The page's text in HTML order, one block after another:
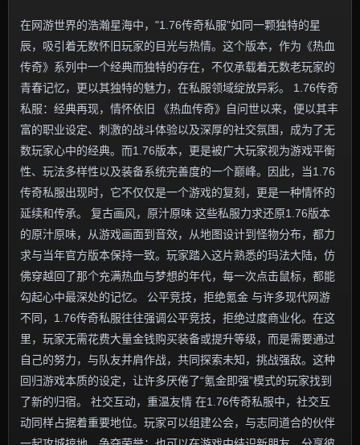
在网游世界的浩瀚星海中，"1.76传奇私服"如同一颗独特的星
辰，吸引着无数怀旧玩家的目光与热情。这个版本，作为《热血
传奇》系列中一个经典而独特的存在，不仅承载着无数老玩家的
青春记忆，更以其独特的魅力，在私服领域绽放异彩。 1.76传奇
私服：经典再现，情怀依旧 《热血传奇》自问世以来，便以其丰
富的职业设定、刺激的战斗体验以及深厚的社交氛围，成为了无
数玩家心中的经典。而1.76版本，更是被广大玩家视为游戏平衡
性、玩法多样性以及装备系统完善度的一个巅峰。因此，当1.76
传奇私服出现时，它不仅仅是一个游戏的复刻，更是一种情怀的
延续和传承。 复古画风，原汁原味 这些私服力求还原1.76版本
的原汁原味，从游戏画面到音效，从地图设计到怪物分布，都力
求与当年官方版本保持一致。玩家踏入这片熟悉的玛法大陆，仿
佛穿越回了那个充满热血与梦想的年代，每一次点击鼠标，都能
勾起心中最深处的记忆。 公平竞技，拒绝氪金 与许多现代网游
不同，1.76传奇私服往往强调公平竞技，拒绝过度商业化。在这
里，玩家无需花费大量金钱购买装备或提升等级，而是需要通过
自己的努力，与队友并肩作战，共同探索未知，挑战强敌。这种
回归游戏本质的设定，让许多厌倦了“氪金即强”模式的玩家找到
了新的归宿。 社交互动，重温友情 在1.76传奇私服中，社交互
动同样占据着重要地位。玩家可以组建公会，与志同道合的伙伴